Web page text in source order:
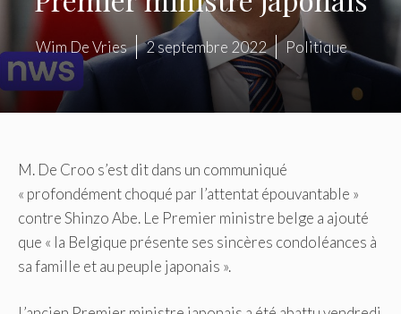
Wim De Vries 2 septembre 2022 Politique
M. De Croo s’est dit dans un communiqué
« profondément choqué par l’attentat épouvantable »
contre Shinzo Abe. Le Premier ministre belge a ajouté
que « la Belgique présente ses sincères condoléances à
sa famille et au peuple japonais ».